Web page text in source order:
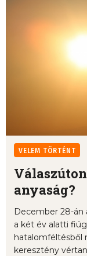
VELEM TÖRTÉNT
anyaság?
December 28-án
a két év alatti
hatalomféltésből
keresztény